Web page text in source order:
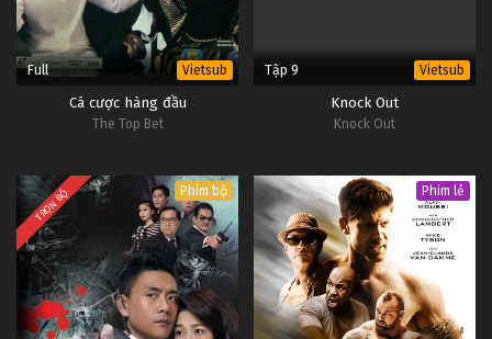
Full Vietsub
Cá cược hàng đầu
The Top Bet
Tập 9 Vietsub
Knock Out
Knock Out
TRỌN BỘ Phim bộ Phim lẻ